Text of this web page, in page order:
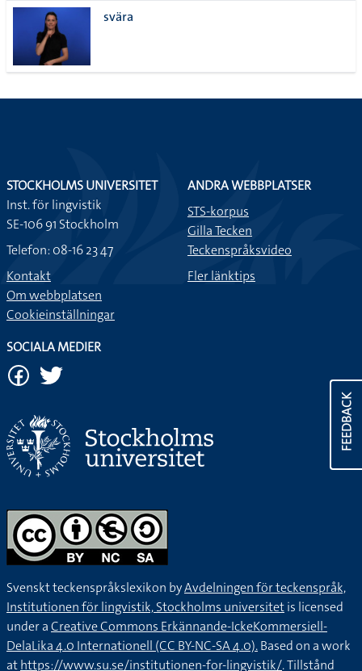
svära
FEEDBACK
STOCKHOLMS UNIVERSITET
Inst. för lingvistik
SE-106 91 Stockholm
Telefon: 08-16 23 47
Kontakt
Om webbplatsen
Cookieinställningar
ANDRA WEBBPLATSER
STS-korpus
Gilla Tecken
Teckenspråksvideo
Fler länktips
SOCIALA MEDIER
Svenskt teckenspråkslexikon byAvdelningen för teckenspråk,
Institutionen för lingvistik, Stockholms universitetis licensed
under aCreative Commons Erkännande-IckeKommersiell-
DelaLika 4.0 Internationell (CC BY-NC-SA 4.0).Based on a work
athttps://www.su.se/institutionen-for-lingvistik/. Tillstånd